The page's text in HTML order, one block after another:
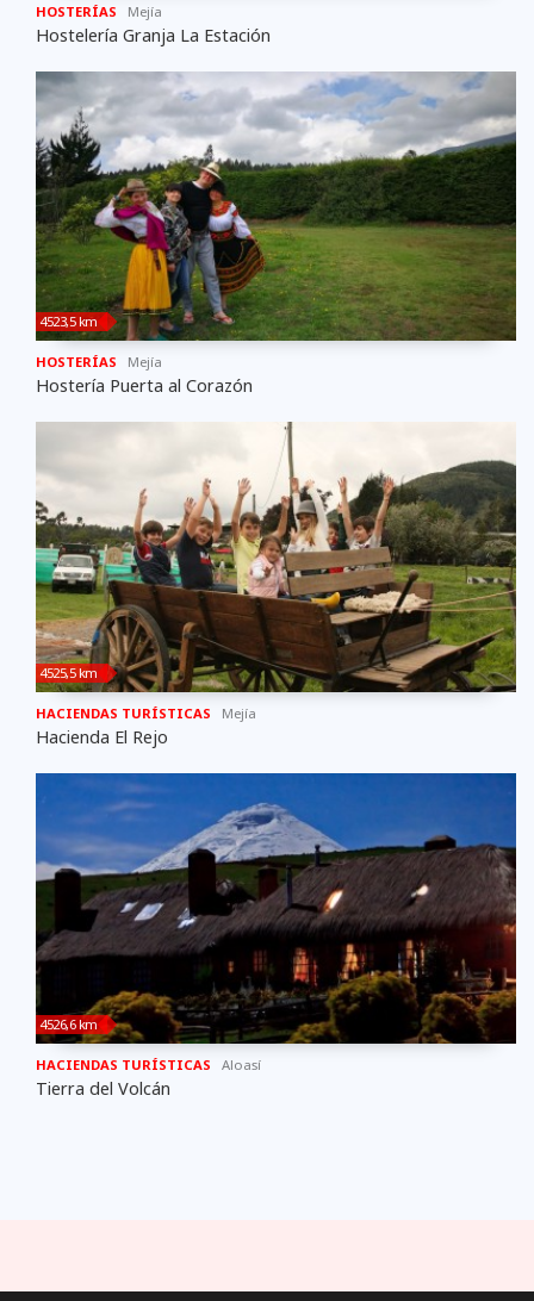
HOSTERÍAS Mejí­a
Hostelería Granja La Estación
4523,5 km
HOSTERÍAS Mejí­a
Hostería Puerta al Corazón
4525,5 km
HACIENDAS TURÍSTICAS Mejí­a
Hacienda El Rejo
4526,6 km
HACIENDAS TURÍSTICAS Aloasí
Tierra del Volcán